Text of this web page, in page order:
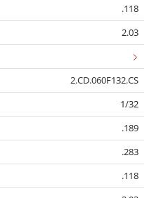
.118
2.03
2.CD.060F132.CS
1/32
.189
.283
.118